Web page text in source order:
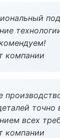
компании
точно
всех
компании